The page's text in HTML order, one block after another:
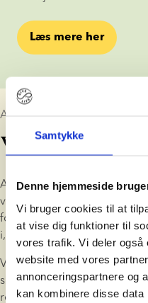
Samtykke
Denne hjemmeside
Vi bruger cookies til at
at vise dig funktioner til
vores trafik. Vi deler også
website med vores
annonceringspartnere og
kan kombinere disse
Læs mere her
At være donorfamilie
Vi støtter
At få et barn ved hjælp af
vidunderligt valg. Hvis du
forælder anbefaler vi, at du
i, hvad det vil sige at være
Vi ser det som vores ansvar
skabt med donorsæd, og vi
ressourcer, som kan støtte